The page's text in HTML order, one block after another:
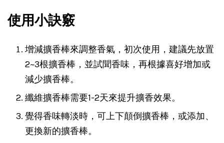
使用小訣竅
增減擴香棒來調整香氣，初次使用，建議先放置
2~3根擴香棒，並試聞香味，再根據喜好增加或
減少擴香棒。
纖維擴香棒需要1-2天來提升擴香效果。
覺得香味轉淡時，可上下顛倒擴香棒，或添加、
更換新的擴香棒。